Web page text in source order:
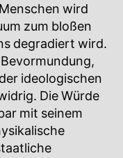
wird
zum bloßen
degradiert wird.
ideologischen
Die Würde
mit seinem